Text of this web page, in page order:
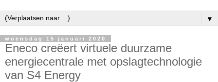
▼
woensdag 15 januari 2020
Eneco creëert virtuele duurzame
energiecentrale met opslagtechnologie
van S4 Energy